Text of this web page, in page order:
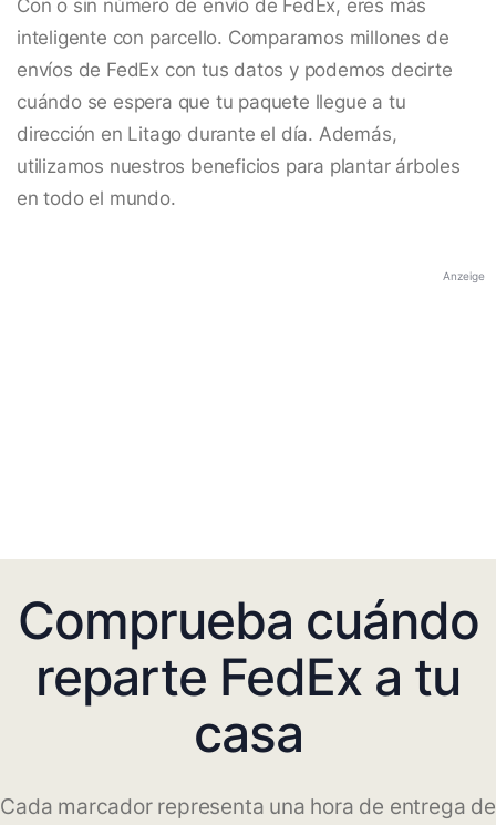
Con o sin número de envío de FedEx, eres más
inteligente con parcello. Comparamos millones de
envíos de FedEx con tus datos y podemos decirte
cuándo se espera que tu paquete llegue a tu
dirección en Litago durante el día. Además,
utilizamos nuestros beneficios para plantar árboles
en todo el mundo.
Anzeige
Comprueba cuándo
reparte FedEx a tu
casa
Cada marcador representa una hora de entrega de